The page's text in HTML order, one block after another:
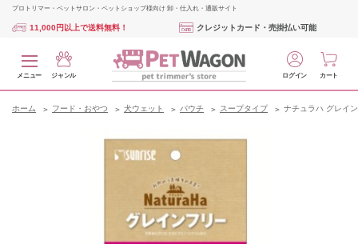
プロトリマー・ペットサロン・ペットショップ様向け 卸・仕入れ・通販サイト
11,000円以上で送料無料！ クレジットカード・売掛払い可能
メニュー ジャンル ログイン カート
ホーム フード・おやつ 犬ウェット パウチ スープタイプ ナチュラハ グレイ